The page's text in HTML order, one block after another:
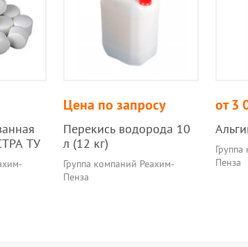
ТУ
Цена по запросу
Перекись водорода 10
л (12 кг)
Группа компаний Реахим-
Пенза
от 3
Пенза